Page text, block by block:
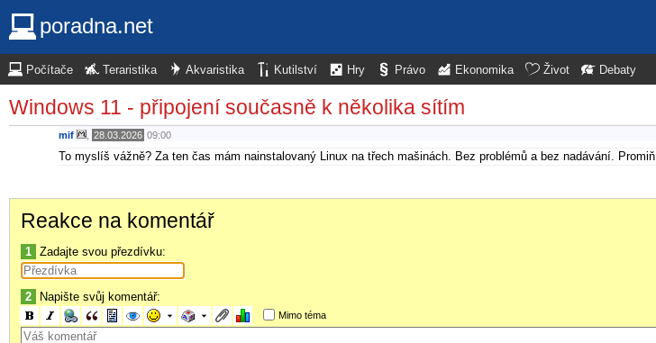
poradna.net
Počítače Teraristika Akvaristika Kutilství Hry Právo Ekonomika Život Debaty
Windows 11 - připojení současně k několika sítím
mif 28.03.2026 09:00
To myslíš vážně? Za ten čas mám nainstalovaný Linux na třech mašinách. Bez problémů a bez nadávání. Promiň.
Reakce na komentář
1 Zadajte svou přezdívku:
2 Napište svůj komentář:
Mimo téma